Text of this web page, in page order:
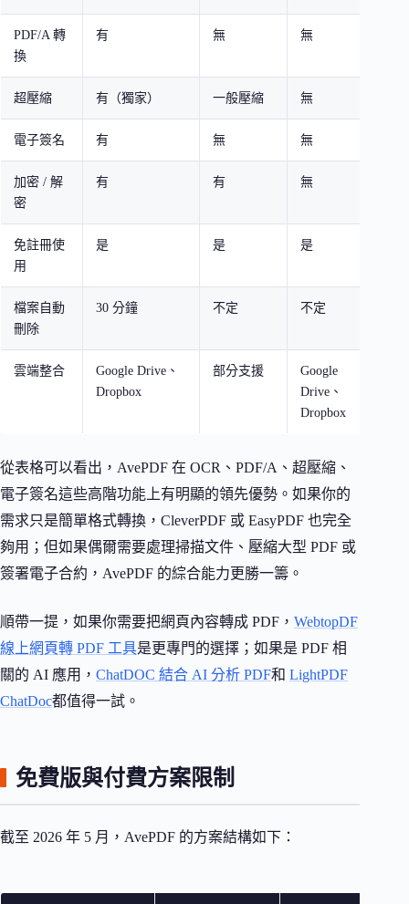
PDF/A 轉
換
有 無 無
超壓縮 有（獨家） 一般壓縮 無
電子簽名 有 無 無
加密 / 解
密
有 有 無
免註冊使
用
是 是 是
檔案自動
刪除
30 分鐘 不定 不定
雲端整合
Google Drive、
Dropbox
部分支援
Google
Drive、
Dropbox
從表格可以看出，AvePDF 在 OCR、PDF/A、超壓縮、
電子簽名這些高階功能上有明顯的領先優勢。如果你的
需求只是簡單格式轉換，CleverPDF 或 EasyPDF 也完全
夠用；但如果偶爾需要處理掃描文件、壓縮大型 PDF 或
簽署電子合約，AvePDF 的綜合能力更勝一籌。
順帶一提，如果你需要把網頁內容轉成 PDF， WebtopDF
線上網頁轉 PDF 工具是更專門的選擇；如果是 PDF 相
關的 AI 應用， ChatDOC 結合 AI 分析 PDF和 LightPDF
ChatDoc都值得一試。
免費版與付費方案限制
截至 2026 年 5 月，AvePDF 的方案結構如下：